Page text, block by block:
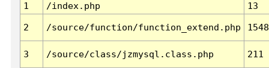
1
/index.php 13
2 /source/function/function_extend.php 1548
3 /source/class/jzmysql.class.php 211